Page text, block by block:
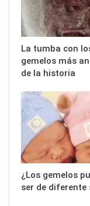
La tumba con
gemelos más
de la historia
¿Los gemelos
ser de diferente